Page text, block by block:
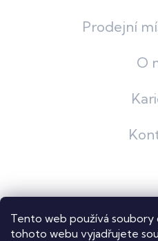
Tento web používá soubory
tohoto webu vyjadřujete
Prodejní
O